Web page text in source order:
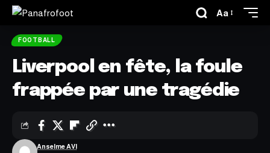
Aa
FOOTBALL
Liverpool en fête, la foule
frappée par une tragédie
Anselme AVI